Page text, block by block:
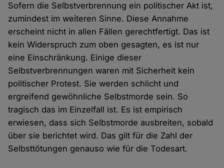
Sofern die Selbstverbrennung ein politischer Akt ist,
zumindest im weiteren Sinne. Diese Annahme
erscheint nicht in allen Fällen gerechtfertigt. Das ist
kein Widerspruch zum oben gesagten, es ist nur
eine Einschränkung. Einige dieser
Selbstverbrennungen waren mit Sicherheit kein
politischer Protest. Sie werden schlicht und
ergreifend gewöhnliche Selbstmorde sein. So
tragisch das im Einzelfall ist. Es ist empirisch
erwiesen, dass sich Selbstmorde ausbreiten, sobald
über sie berichtet wird. Das gilt für die Zahl der
Selbsttötungen genauso wie für die Todesart.